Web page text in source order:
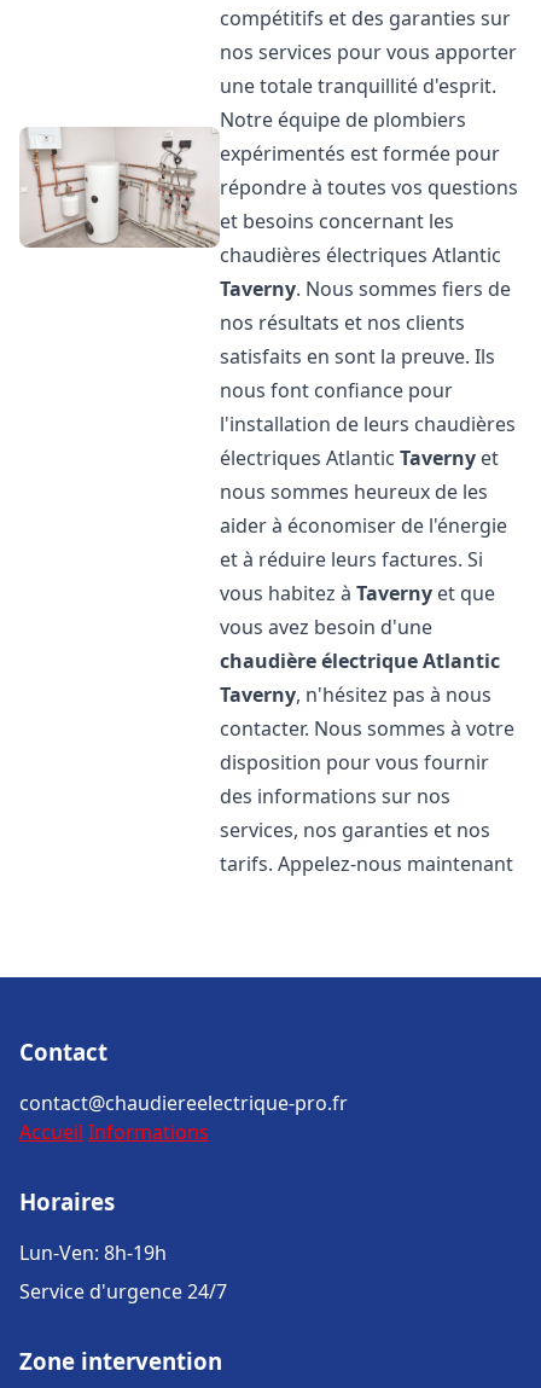
compétitifs et des garanties sur
nos services pour vous apporter
une totale tranquillité d'esprit.
Notre équipe de plombiers
expérimentés est formée pour
répondre à toutes vos questions
et besoins concernant les
chaudières électriques Atlantic
Taverny. Nous sommes fiers de
nos résultats et nos clients
satisfaits en sont la preuve. Ils
nous font confiance pour
l'installation de leurs chaudières
électriques AtlanticTaverny et
nous sommes heureux de les
aider à économiser de l'énergie
et à réduire leurs factures. Si
vous habitez àTaverny et que
vous avez besoin d'une
chaudière électrique Atlantic
Taverny, n'hésitez pas à nous
contacter. Nous sommes à votre
disposition pour vous fournir
des informations sur nos
services, nos garanties et nos
tarifs. Appelez-nous maintenant
Contact
contact@chaudiereelectrique-pro.fr
Accueil Informations
Horaires
Lun-Ven: 8h-19h
Service d'urgence 24/7
Zone intervention